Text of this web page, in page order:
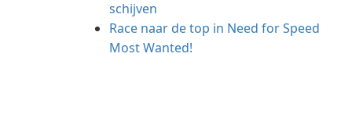
schijven
Race naar de top in Need for Speed
Most Wanted!